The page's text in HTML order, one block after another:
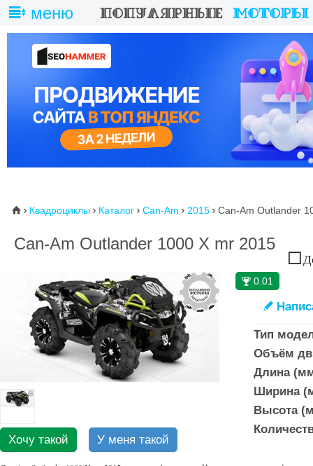
меню
⌂  Квадроциклы  Каталог  Can-Am  2015  Can-Am Outlander
Can-Am Outlander 1000 X mr 2015
Хочу такой У меня такой
🏆 0.01
✎
Тип
Объём
Длина
Ширина
Высота